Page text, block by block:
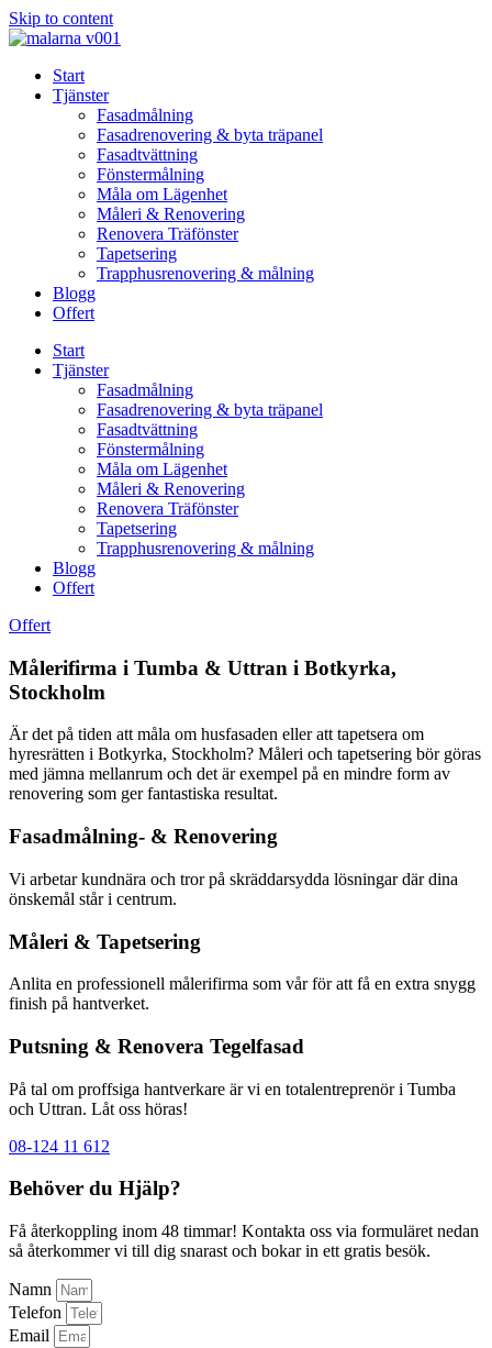
Skip to content
Start
Tjänster
Fasadmålning
Fasadrenovering & byta träpanel
Fasadtvättning
Fönstermålning
Måla om Lägenhet
Måleri & Renovering
Renovera Träfönster
Tapetsering
Trapphusrenovering & målning
Blogg
Offert
Start
Tjänster
Fasadmålning
Fasadrenovering & byta träpanel
Fasadtvättning
Fönstermålning
Måla om Lägenhet
Måleri & Renovering
Renovera Träfönster
Tapetsering
Trapphusrenovering & målning
Blogg
Offert
Offert
Målerifirma i Tumba & Uttran i Botkyrka,
Stockholm
Är det på tiden att måla om husfasaden eller att tapetsera om
hyresrätten i Botkyrka, Stockholm? Måleri och tapetsering bör göras
med jämna mellanrum och det är exempel på en mindre form av
renovering som ger fantastiska resultat.
Fasadmålning- & Renovering
Vi arbetar kundnära och tror på skräddarsydda lösningar där dina
önskemål står i centrum.
Måleri & Tapetsering
Anlita en professionell målerifirma som vår för att få en extra snygg
finish på hantverket.
Putsning & Renovera Tegelfasad
På tal om proffsiga hantverkare är vi en totalentreprenör i Tumba
och Uttran. Låt oss höras!
08-124 11 612
Behöver du Hjälp?
Få återkoppling inom 48 timmar! Kontakta oss via formuläret nedan
så återkommer vi till dig snarast och bokar in ett gratis besök.
Namn
Telefon
Email